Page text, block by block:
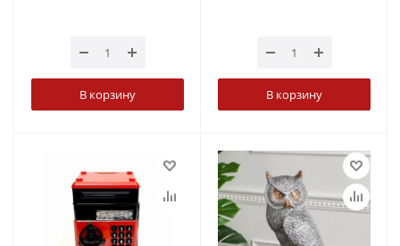
В корзину В корзину